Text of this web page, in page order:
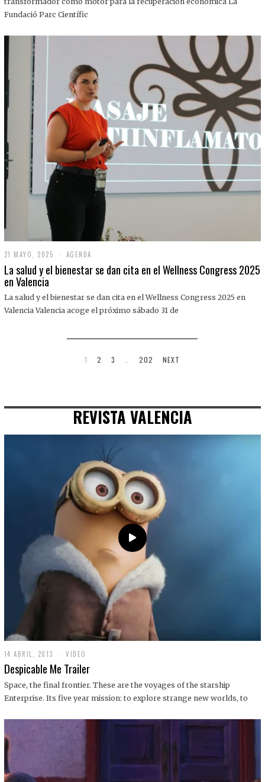
0
2
Fundació Parc Científic
21 MAYO, 2025
1
M
O
,
AGENDA
La salud y el bienestar se dan cita en el Wellness Congress 2025
en Valencia
La salud y el bienestar se dan cita en el Wellness Congress 2025 en
Valencia Valencia acoge el próximo sábado 31 de
1 2 3 202 NEXT
REVISTA VALENCIA
14 ABRIL, 2013
9
D
C
I
1
VIDEO
Despicable Me Trailer
Space, the final frontier. These are the voyages of the starship
Enterprise. Its five year mission: to explore strange new worlds, to